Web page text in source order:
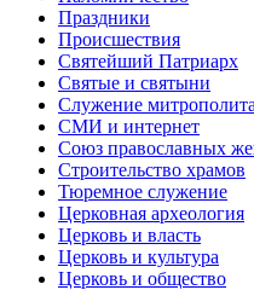
Праздники
Происшествия
Святейший Патриарх
Святые и святыни
Служение
СМИ и интернет
Союз православных
Строительство храмов
Тюремное служение
Церковная археология
Церковь и власть
Церковь и культура
Церковь и общество